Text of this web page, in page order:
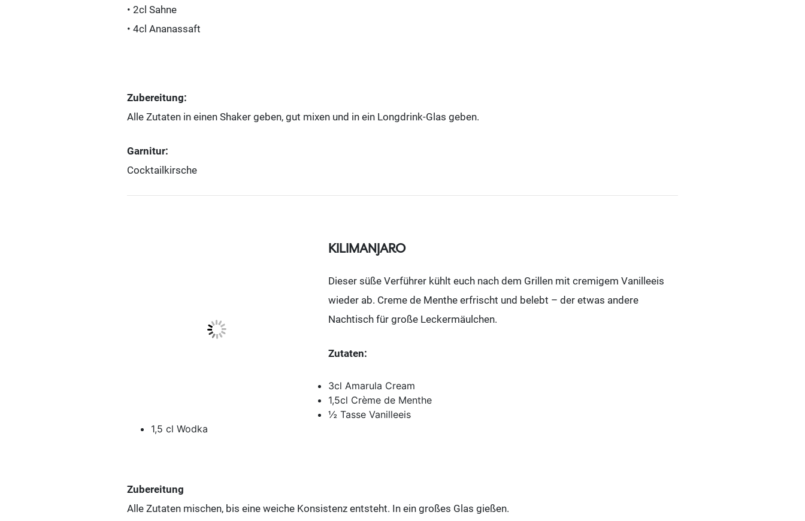
• 2cl Sahne
• 4cl Ananassaft
Zubereitung:
Alle Zutaten in einen Shaker geben, gut mixen und in ein Longdrink-Glas geben.
Garnitur:
Cocktailkirsche
KILIMANJARO
Dieser süße Verführer kühlt euch nach dem Grillen mit cremigem Vanilleeis
wieder ab. Creme de Menthe erfrischt und belebt – der etwas andere
Nachtisch für große Leckermäulchen.
Zutaten:
3cl Amarula Cream
1,5cl Crème de Menthe
½ Tasse Vanilleeis
1,5 cl Wodka
Zubereitung
Alle Zutaten mischen, bis eine weiche Konsistenz entsteht. In ein großes Glas gießen.